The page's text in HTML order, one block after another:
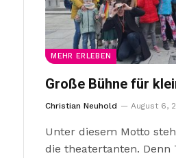
MEHR ERLEBEN
Große Bühne für
Christian Neuhold August 6,
Unter diesem Motto
die theatertanten. Denn